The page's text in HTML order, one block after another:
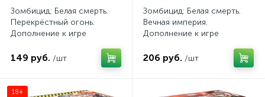
Зомбицид: Белая смерть.
Перекрёстный огонь.
Дополнение к игре
149 руб. /шт
Зомбицид: Белая смерть.
Вечная империя.
Дополнение к игре
206 руб. /шт
18+